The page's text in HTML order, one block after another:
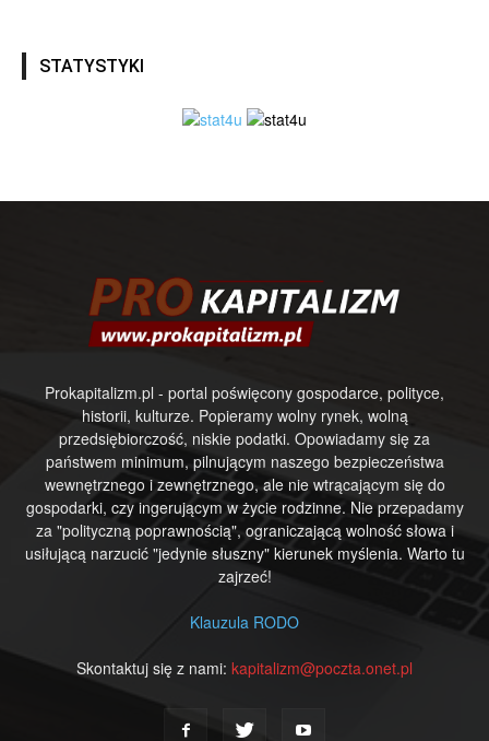
STATYSTYKI
Prokapitalizm.pl - portal poświęcony gospodarce, polityce,
historii, kulturze. Popieramy wolny rynek, wolną
przedsiębiorczość, niskie podatki. Opowiadamy się za
państwem minimum, pilnującym naszego bezpieczeństwa
wewnętrznego i zewnętrznego, ale nie wtrącającym się do
gospodarki, czy ingerującym w życie rodzinne. Nie przepadamy
za "polityczną poprawnością", ograniczającą wolność słowa i
usiłującą narzucić "jedynie słuszny" kierunek myślenia. Warto tu
zajrzeć!
Klauzula RODO
Skontaktuj się z nami: kapitalizm@poczta.onet.pl